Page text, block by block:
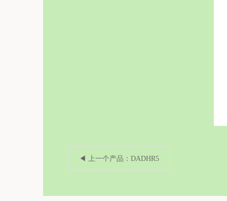
◀ 上一个产品：DADHR5